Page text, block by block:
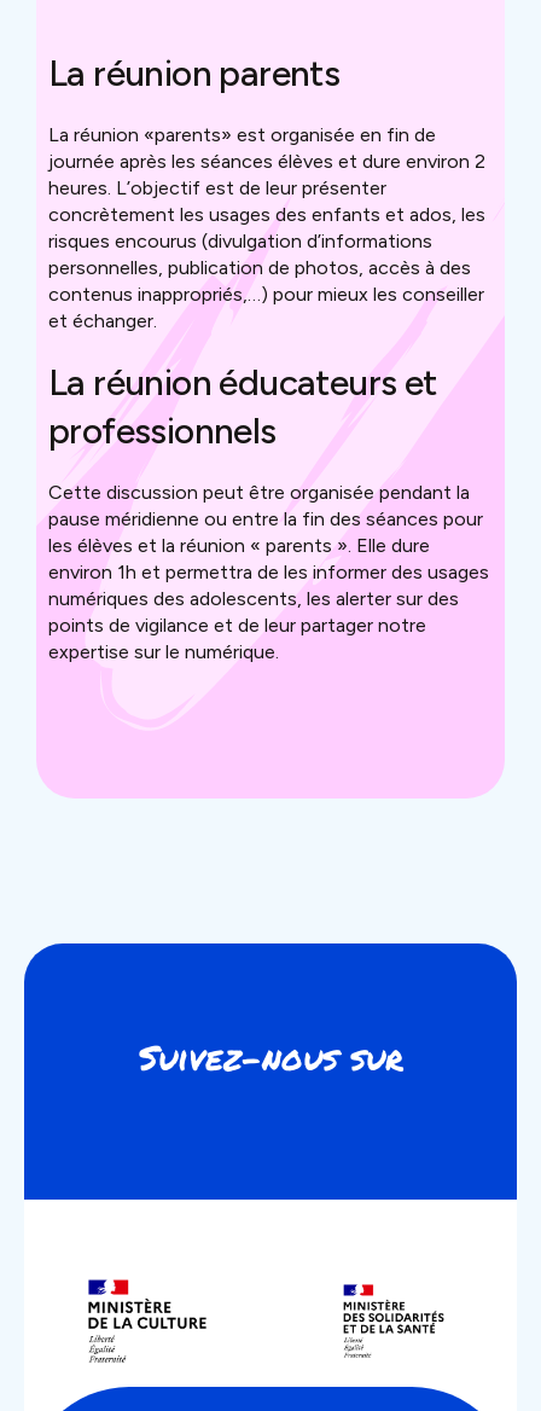
La réunion parents
La réunion «parents» est organisée en fin de
journée après les séances élèves et dure environ 2
heures. L’objectif est de leur présenter
concrètement les usages des enfants et ados, les
risques encourus (divulgation d’informations
personnelles, publication de photos, accès à des
contenus inappropriés,…) pour mieux les conseiller
et échanger.
La réunion éducateurs et
professionnels
Cette discussion peut être organisée pendant la
pause méridienne ou entre la fin des séances pour
les élèves et la réunion « parents ». Elle dure
environ 1h et permettra de les informer des usages
numériques des adolescents, les alerter sur des
points de vigilance et de leur partager notre
expertise sur le numérique.
Suivez-nous sur